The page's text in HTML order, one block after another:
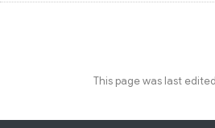
This page was last